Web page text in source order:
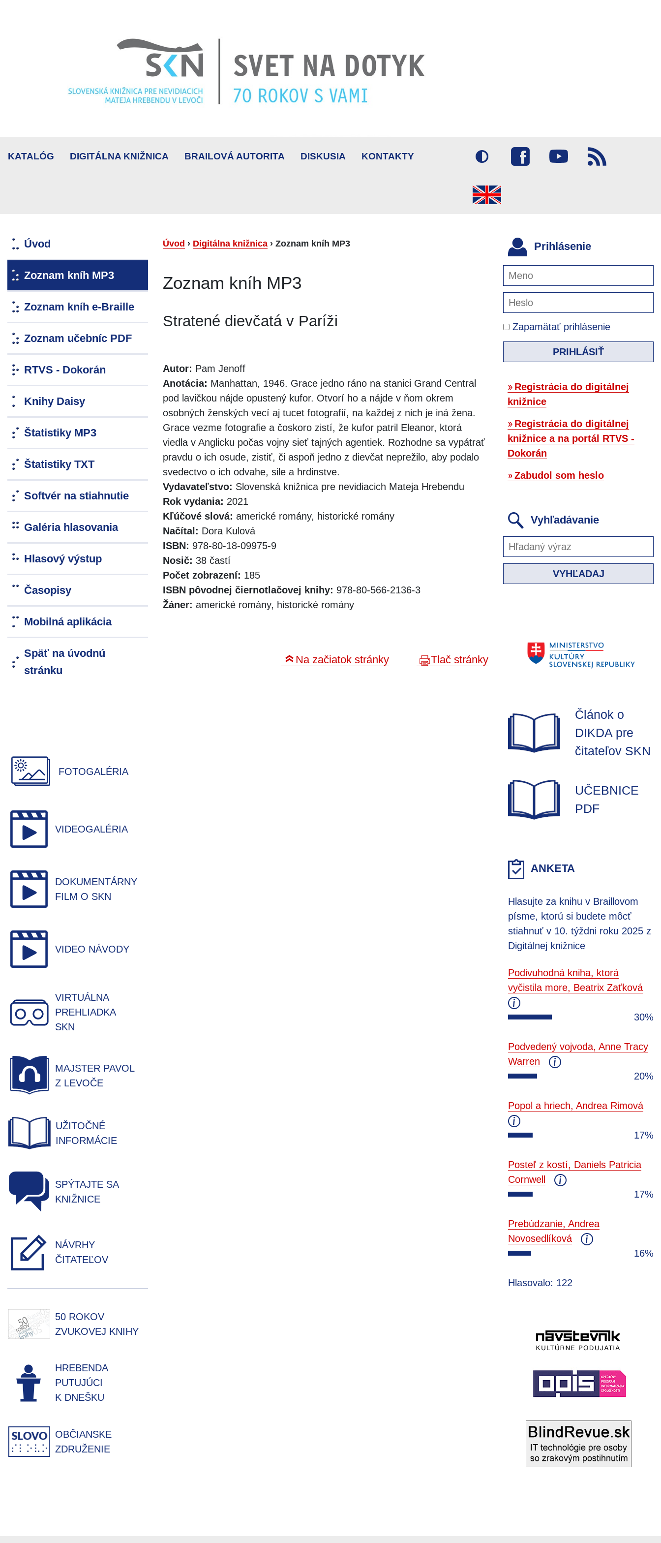
KATALÓG DIGITÁLNA KNIŽNICA BRAILOVÁ AUTORITA DISKUSIA KONTAKTY
Úvod
Zoznam kníh MP3
Zoznam kníh e-Braille
Zoznam učebníc PDF
RTVS - Dokorán
Knihy Daisy
Štatistiky MP3
Štatistiky TXT
Softvér na stiahnutie
Galéria hlasovania
Hlasový výstup
Časopisy
Mobilná aplikácia
Späť na úvodnú
stránku
FOTOGALÉRIA
VIDEOGALÉRIA
DOKUMENTÁRNY
FILM O SKN
VIDEO NÁVODY
VIRTUÁLNA
PREHLIADKA
SKN
MAJSTER PAVOL
Z LEVOČE
UŽITOČNÉ
INFORMÁCIE
SPÝTAJTE SA
KNIŽNICE
NÁVRHY
ČITATEĽOV
50 ROKOV
ZVUKOVEJ KNIHY
HREBENDA
PUTUJÚCI
K DNEŠKU
OBČIANSKE
ZDRUŽENIE
Úvod › Digitálna knižnica › Zoznam kníh MP3
Zoznam kníh MP3
Stratené dievčatá v Paríži
Autor: Pam Jenoff
Anotácia: Manhattan, 1946. Grace jedno ráno na stanici Grand Central
pod lavičkou nájde opustený kufor. Otvorí ho a nájde v ňom okrem
osobných ženských vecí aj tucet fotografií, na každej z nich je iná žena.
Grace vezme fotografie a čoskoro zistí, že kufor patril Eleanor, ktorá
viedla v Anglicku počas vojny sieť tajných agentiek. Rozhodne sa vypátrať
pravdu o ich osude, zistiť, či aspoň jedno z dievčat neprežilo, aby podalo
svedectvo o ich odvahe, sile a hrdinstve.
Vydavateľstvo: Slovenská knižnica pre nevidiacich Mateja Hrebendu
Rok vydania: 2021
Kľúčové slová: americké romány, historické romány
Načítal: Dora Kulová
ISBN: 978-80-18-09975-9
Nosič: 38 častí
Počet zobrazení: 185
ISBN pôvodnej čiernotlačovej knihy: 978-80-566-2136-3
Žáner: americké romány, historické romány
Na začiatok stránky Tlač stránky
Prihlásenie
Zapamätať prihlásenie
PRIHLÁSIŤ
Registrácia do digitálnej
knižnice
Registrácia do digitálnej
knižnice a na portál RTVS -
Dokorán
Zabudol som heslo
Vyhľadávanie
VYHĽADAJ
Článok o
DIKDA pre
čitateľov SKN
UČEBNICE
PDF
ANKETA
Hlasujte za knihu v Braillovom
písme, ktorú si budete môcť
stiahnuť v 10. týždni roku 2025 z
Digitálnej knižnice
Podivuhodná kniha, ktorá
vyčistila more, Beatrix Zaťková
30%
Podvedený vojvoda, Anne Tracy
Warren
20%
Popol a hriech, Andrea Rimová
17%
Posteľ z kostí, Daniels Patricia
Cornwell
17%
Prebúdzanie, Andrea
Novosedlíková
16%
Hlasovalo: 122